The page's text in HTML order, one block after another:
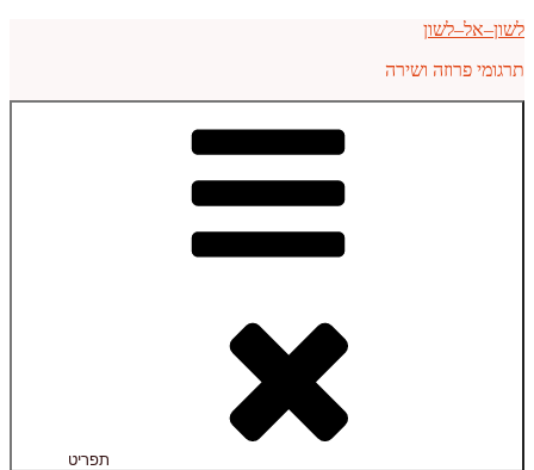
דילוג
לשון–אל–לשון
תרגומי פרוזה ושירה
תפריט